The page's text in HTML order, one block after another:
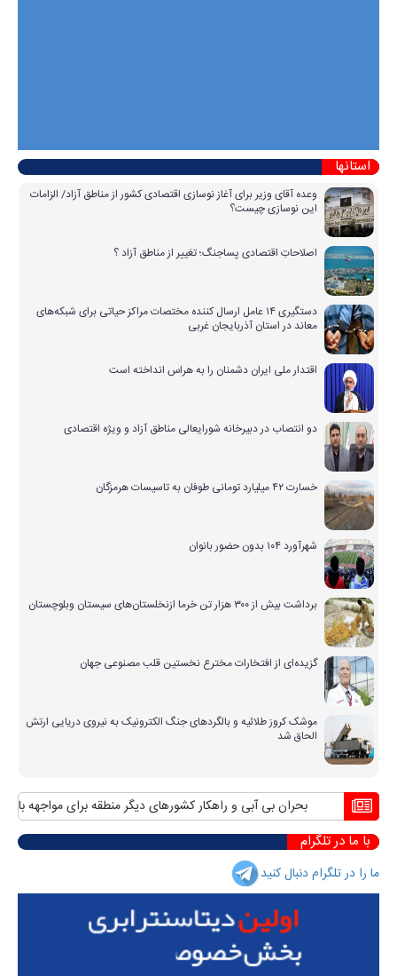
استانها
وعده آقای وزیر برای آغاز نوسازی اقتصادی کشور از مناطق آزاد/ الزامات
این نوسازی چیست؟
اصلاحاتِ اقتصادی پساجنگ؛ تغییر از مناطق آزاد ؟
دستگیری ۱۴ عامل ارسال کننده مختصات مراکز حیاتی برای شبکه‌های
معاند در استان آذربایجان غربی
اقتدار ملی ایران دشمنان را به هراس انداخته است
دو انتصاب در دبیرخانه شورایعالی مناطق آزاد و ویژه اقتصادی
خسارت ۴۲ میلیارد تومانی طوفان به تاسیسات هرمزگان
شهرآورد ۱۰۴ بدون حضور بانوان
برداشت بیش از ۳۰۰ هزار تن خرما ازنخلستان‌های سیستان وبلوچستان
گزیده‌ای از افتخارات مخترع نخستین قلب مصنوعی جهان
موشک کروز طلائیه و بالگردهای جنگ الکترونیک به نیروی دریایی ارتش
الحاق شد
بحران بی آبی و راهکار کشورهای دیگر منطقه برای مواجهه با آن
با ما در تلگرام
ما را در تلگرام دنبال کنید